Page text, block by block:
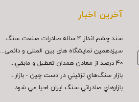
آخرین اخبار
سند چشم انداز ۴ ساله صادرات صنعت سنگ...
سیزدهمین نمایشگاه های بین المللی و دائمی...
40 درصد از معادن همدان تعطيل و مابقي...
بازار سنگ‌هاي تزئيني در دست چين - بازار...
بازارهاي صادراتي سنگ ايران احيا مي شود